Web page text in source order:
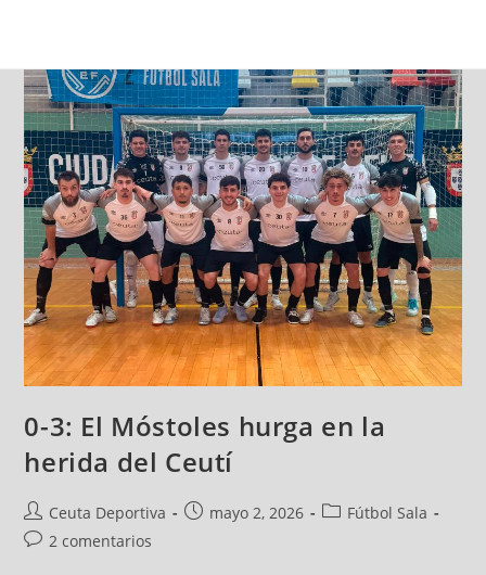
0-3: El Móstoles hurga en la
herida del Ceutí
Ceuta Deportiva mayo 2, 2026
Fútbol Sala
2 comentarios